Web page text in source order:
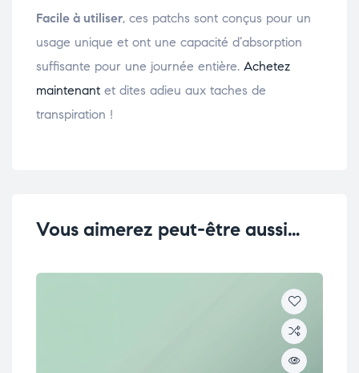
Facile à utiliser, ces patchs sont conçus pour un
usage unique et ont une capacité d’absorption
suffisante pour une journée entière. Achetez
maintenant et dites adieu aux taches de
transpiration !
Vous aimerez peut-être aussi…